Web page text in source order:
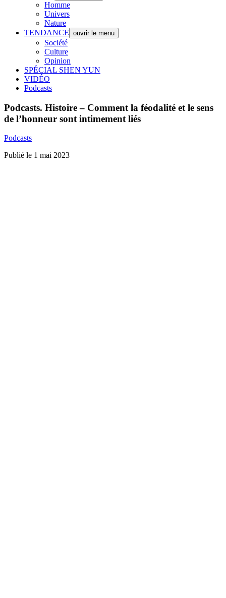
Homme
Univers
Nature
TENDANCE ouvrir le menu
Société
Culture
Opinion
SPÉCIAL SHEN YUN
VIDÉO
Podcasts
Podcasts. Histoire – Comment la féodalité et le sens
de l’honneur sont intimement liés
Podcasts
Publié le 1 mai 2023